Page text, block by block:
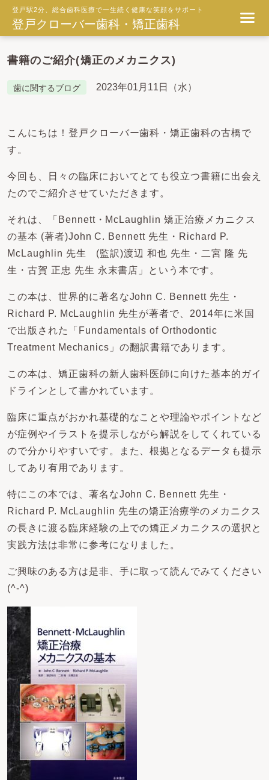
登戸駅2分、総合歯科医療で一生続く健康な笑顔をサポート
登戸クローバー歯科・矯正歯科
書籍のご紹介(矯正のメカニクス)
歯に関するブログ 2023年01月11日（水）
こんにちは！登戸クローバー歯科・矯正歯科の古橋で
す。
今回も、日々の臨床においてとても役立つ書籍に出会え
たのでご紹介させていただきます。
それは、「Bennett・McLaughlin 矯正治療メカニクス
の基本 (著者)John C. Bennett 先生・Richard P.
McLaughlin 先生 (監訳)渡辺 和也 先生・二宮 隆 先
生・古賀 正忠 先生 永末書店」という本です。
この本は、世界的に著名なJohn C. Bennett 先生・
Richard P. McLaughlin 先生が著者で、2014年に米国
で出版された「Fundamentals of Orthodontic
Treatment Mechanics」の翻訳書籍であります。
この本は、矯正歯科の新人歯科医師に向けた基本的ガイ
ドラインとして書かれています。
臨床に重点がおかれ基礎的なことや理論やポイントなど
が症例やイラストを提示しながら解説をしてくれている
ので分かりやすいです。また、根拠となるデータも提示
してあり有用であります。
特にこの本では、著名なJohn C. Bennett 先生・
Richard P. McLaughlin 先生の矯正治療学のメカニクス
の長きに渡る臨床経験の上での矯正メカニクスの選択と
実践方法は非常に参考になりました。
ご興味のある方は是非、手に取って読んでみてください
(^-^)